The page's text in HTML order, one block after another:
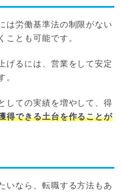
は労働基準法の制限がない
ことも可能です。
げるには、営業をして安定
。
しての実績を増やして、得
得できる土台を作ることが
いなら、転職する方法もあ